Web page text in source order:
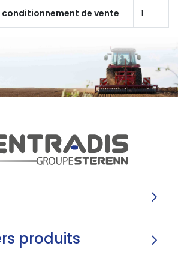
de vente 1
produits